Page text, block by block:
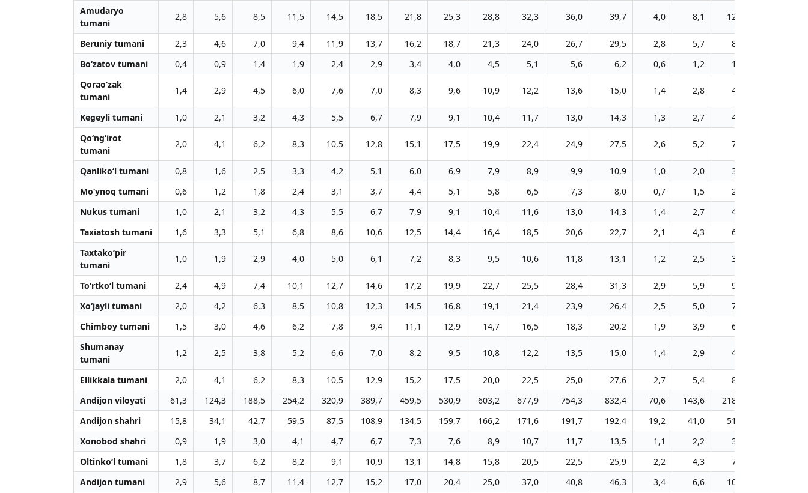
Amudaryo
tumani
2,8 5,6 8,5 11,5 14,5 18,5 21,8 25,3 28,8 32,3 36,0 39,7 4,0 8,1 12,3
Beruniy tumani 2,3 4,6 7,0 9,4 11,9 13,7 16,2 18,7 21,3 24,0 26,7 29,5 2,8 5,7 8,6
Bo‘zatov tumani
0,4 0,9 1,4 1,9 2,4 2,9 3,4 4,0 4,5 5,1 5,6 6,2 0,6 1,2 1,8
Qorao‘zak
tumani
1,4 2,9 4,5 6,0 7,6 7,0 8,3 9,6 10,9 12,2 13,6 15,0 1,4 2,8 4,3
Kegeyli tumani 1,0 2,1 3,2 4,3 5,5 6,7 7,9 9,1 10,4 11,7 13,0 14,3 1,3 2,7 4,1
Qo‘ng‘irot
tumani
2,0 4,1 6,2 8,3 10,5 12,8 15,1 17,5 19,9 22,4 24,9 27,5 2,6 5,2 7,9
Qanliko‘l tumani 0,8 1,6 2,5 3,3 4,2 5,1 6,0 6,9 7,9 8,9 9,9 10,9 1,0 2,0 3,1
Mo‘ynoq tumani
0,6 1,2 1,8 2,4 3,1 3,7 4,4 5,1 5,8 6,5 7,3 8,0 0,7 1,5 2,3
Nukus tumani
1,0 2,1 3,2 4,3 5,5 6,7 7,9 9,1 10,4 11,6 13,0 14,3 1,4 2,7 4,2
Taxiatosh tumani
1,6 3,3 5,1 6,8 8,6 10,6 12,5 14,4 16,4 18,5 20,6 22,7 2,1 4,3 6,6
Taxtako‘pir
tumani
1,0 1,9 2,9 4,0 5,0 6,1 7,2 8,3 9,5 10,6 11,8 13,1 1,2 2,5 3,8
To‘rtko‘l tumani 2,4 4,9 7,4 10,1 12,7 14,6 17,2 19,9 22,7 25,5 28,4 31,3 2,9 5,9 9,0
Xo‘jayli tumani
2,0 4,2 6,3 8,5 10,8 12,3 14,5 16,8 19,1 21,4 23,9 26,4 2,5 5,0 7,7
Chimboy tumani
1,5 3,0 4,6 6,2 7,8 9,4 11,1 12,9 14,7 16,5 18,3 20,2 1,9 3,9 6,0
Shumanay
tumani
1,2 2,5 3,8 5,2 6,6 7,0 8,2 9,5 10,8 12,2 13,5 15,0 1,4 2,9 4,5
Ellikkala tumani 2,0 4,1 6,2 8,3 10,5 12,9 15,2 17,5 20,0 22,5 25,0 27,6 2,7 5,4 8,2
Andijon viloyati
61,3 124,3 188,5 254,2 320,9 389,7 459,5 530,9 603,2 677,9 754,3 832,4 70,6 143,6 218,6
Andijon shahri
15,8 34,1 42,7 59,5 87,5 108,9 134,5 159,7 166,2 171,6 191,7 192,4 19,2 41,0 51,7
Xonobod shahri
0,9 1,9 3,0 4,1 4,7 6,7 7,3 7,6 8,9 10,7 11,7 13,5 1,1 2,2 3,5
Oltinko‘l tumani
1,8 3,7 6,2 8,2 9,1 10,9 13,1 14,8 15,8 20,5 22,5 25,9 2,2 4,3 7,2
Andijon tumani
2,9 5,6 8,7 11,4 12,7 15,2 17,0 20,4 25,0 37,0 40,8 46,3 3,4 6,6 10,0